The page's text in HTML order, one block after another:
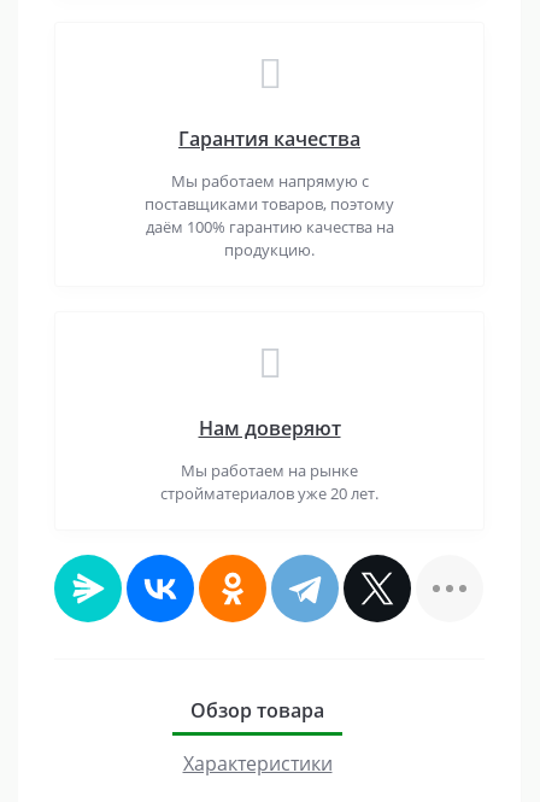
Гарантия качества
Мы работаем напрямую с
поставщиками товаров, поэтому
даём 100% гарантию качества на
продукцию.
Нам доверяют
Мы работаем на рынке
стройматериалов уже 20 лет.
Обзор товара
Характеристики